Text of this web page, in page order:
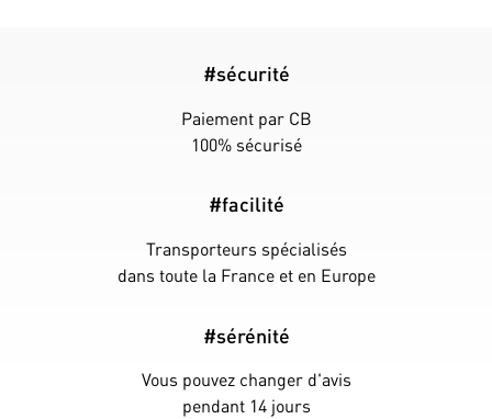
#sécurité
Paiement par CB
100% sécurisé
#facilité
Transporteurs spécialisés
dans toute la France et en Europe
#sérénité
Vous pouvez changer d'avis
pendant 14 jours